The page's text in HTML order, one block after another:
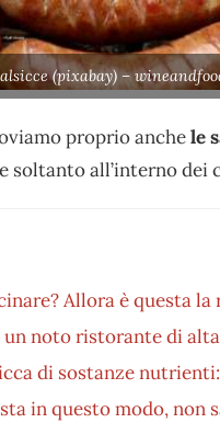
(pixabay) –
proprio anchele
soltanto all’interno dei
Allora è questa
noto ristorante di
di sostanze
in questo modo, non